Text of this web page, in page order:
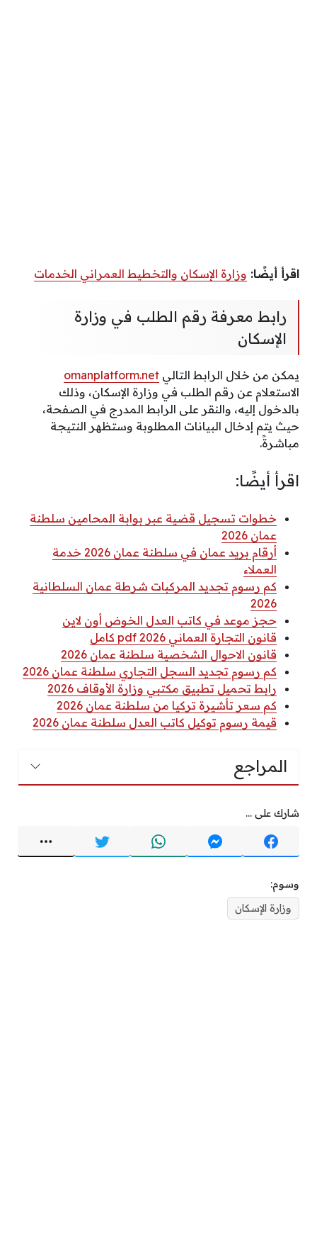
اقرأ أيضًا: وزارة الإسكان والتخطيط العمراني الخدمات
رابط معرفة رقم الطلب في وزارة
الإسكان
يمكن من خلال الرابط التالي omanplatform.net
الاستعلام عن رقم الطلب في وزارة الإسكان، وذلك
بالدخول إليه، والنقر على الرابط المدرج في الصفحة،
حيث يتم إدخال البيانات المطلوبة وستظهر النتيجة
مباشرةً.
اقرأ أيضًا:
خطوات تسجيل قضية عبر بوابة المحامين سلطنة
عمان 2026
أرقام بريد عمان في سلطنة عمان 2026 خدمة
العملاء
كم رسوم تجديد المركبات شرطة عمان السلطانية
2026
حجز موعد في كاتب العدل الخوض أون لاين
قانون التجارة العماني 2026 pdf كامل
قانون الاحوال الشخصية سلطنة عمان 2026
كم رسوم تجديد السجل التجاري سلطنة عمان 2026
رابط تحميل تطبيق مكتبي وزارة الأوقاف 2026
كم سعر تأشيرة تركيا من سلطنة عمان 2026
قيمة رسوم توكيل كاتب العدل سلطنة عمان 2026
المراجع
شارك على ...
وسوم:
وزارة الإسكان